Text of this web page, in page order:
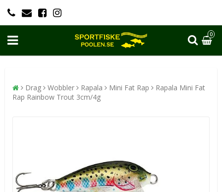
0
Drag Wobbler Rapala Mini Fat Rap
Rapala Mini Fat
Rap Rainbow Trout 3cm/4g